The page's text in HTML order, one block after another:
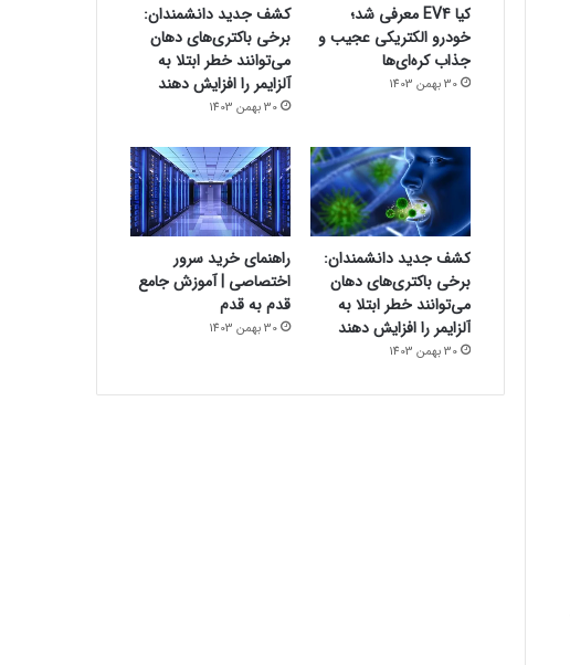
کیا EV4 معرفی شد؛
خودرو الکتریکی عجیب و
جذاب کره‌ای‌ها
30 بهمن 1403
کشف جدید دانشمندان:
برخی باکتری‌های دهان
می‌توانند خطر ابتلا به
آلزایمر را افزایش دهند
30 بهمن 1403
کشف جدید دانشمندان:
برخی باکتری‌های دهان
می‌توانند خطر ابتلا به
آلزایمر را افزایش دهند
30 بهمن 1403
راهنمای خرید سرور
اختصاصی | آموزش جامع
قدم به قدم
30 بهمن 1403